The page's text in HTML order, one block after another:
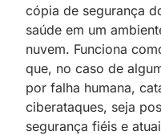
cópia de segurança
saúde em um
nuvem. Funciona
que, no caso de
por falha humana,
ciberataques, seja
segurança fiéis e